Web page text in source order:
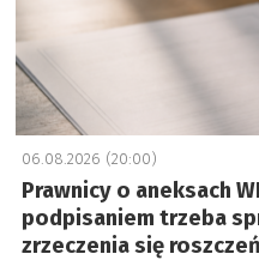
06.08.2026 (20:00)
Prawnicy o aneksach
podpisaniem trzeba
zrzeczenia się roszczeń